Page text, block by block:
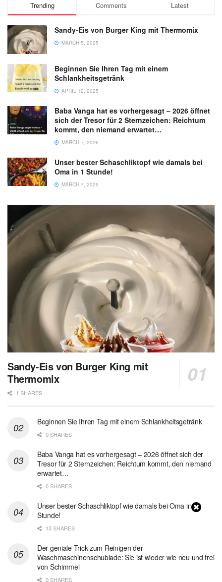
Trending Comments Latest
Sandy-Eis von Burger King mit Thermomix
MARCH 5, 2025
Beginnen Sie Ihren Tag mit einem
Schlankheitsgetränk
APRIL 12, 2025
Baba Vanga hat es vorhergesagt – 2026 öffnet
sich der Tresor für 2 Sternzeichen: Reichtum
kommt, den niemand erwartet…
MARCH 7, 2026
Unser bester Schaschliktopf wie damals bei
Oma in 1 Stunde!
MARCH 7, 2025
Sandy-Eis von Burger King mit
Thermomix
1 SHARES
Beginnen Sie Ihren Tag mit einem Schlankheitsgetränk
0 SHARES
Baba Vanga hat es vorhergesagt – 2026 öffnet sich der
Tresor für 2 Sternzeichen: Reichtum kommt, den niemand
erwartet…
0 SHARES
Unser bester Schaschliktopf wie damals bei Oma in 1
Stunde!
13 SHARES
Der geniale Trick zum Reinigen der
Waschmaschinenschublade: Sie ist wieder wie neu und frei
von Schimmel
0 SHARES